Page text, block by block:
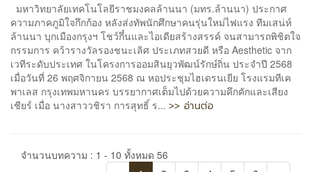
มหาวิทยาลัยเทคโนโลยีราชมงคลล้านนา (มทร.ล้านนา) ประกาศ
ความภาคภูมิใจกึกก้อง หลังส่งทัพนักศึกษาคนรุ่นใหม่ไฟแรง ทีมเสน่ห์
ล้านนา บุกเมืองกรุงฯ โชว์กึ๋นและไอเดียสร้างสรรค์ จนสามารถพิชิตใจ
กรรมการ คว้ารางวัลรองชนะเลิศ ประเภทสวยดี หรือ Aesthetic จาก
เวทีระดับประเทศ ในโครงการออมสินยุวพัฒน์รักษ์ถิ่น ประจำปี 2568
เมื่อวันที่ 26 พฤศจิกายน 2568 ณ หอประชุมไฮเดรนเยีย โรงแรมทีเค
พาเลส กรุงเทพมหานคร บรรยากาศเต็มไปด้วยความคึกคักและเสียง
เชียร์ เมื่อ นางสาววชิรา การสุทธิ์ ร... >> อ่านต่อ
จำนวนบทความ : 1 - 10 ทั้งหมด 56